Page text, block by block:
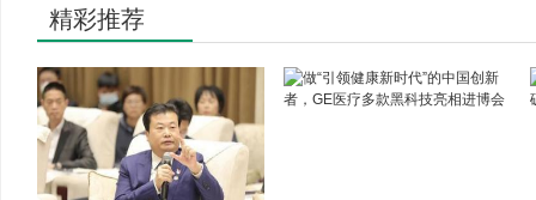
精彩推荐